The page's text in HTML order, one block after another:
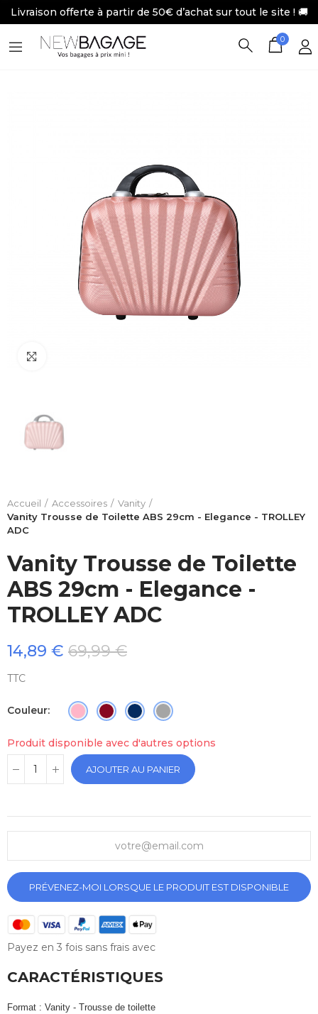
Livraison offerte à partir de 50€ d’achat sur tout le site ! 🚚
0
Accueil Accessoires
Vanity
Vanity Trousse de Toilette ABS 29cm - Elegance - TROLLEY
ADC
Vanity Trousse de Toilette
ABS 29cm - Elegance -
TROLLEY ADC
14,89 € 69,99 €
TTC
Couleur
Produit disponible avec d'autres options
AJOUTER AU PANIER
PRÉVENEZ-MOI LORSQUE LE PRODUIT EST DISPONIBLE
Payez en 3 fois sans frais avec
CARACTÉRISTIQUES
Format : Vanity - Trousse de toilette